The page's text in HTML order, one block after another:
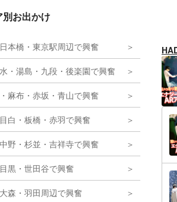
別お出かけ
本橋・東京駅周辺で興奮
・湯島・九段・後楽園で興奮
麻布・赤坂・青山で興奮
白・板橋・赤羽で興奮
野・杉並・吉祥寺で興奮
黒・世田谷で興奮
森・羽田周辺で興奮